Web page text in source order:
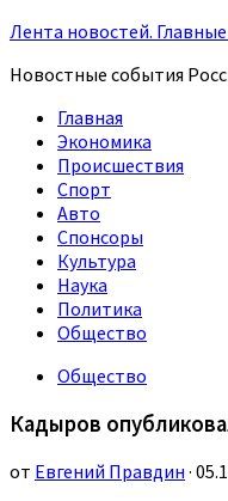
Лента новостей.
Новостные события
Главная
Экономика
Происшествия
Спорт
Авто
Спонсоры
Культура
Наука
Политика
Общество
Общество
Кадыров
от Евгений Правдин ·